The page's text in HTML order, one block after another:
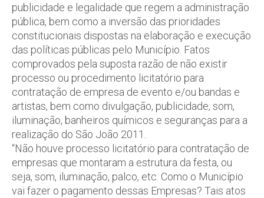
publicidade e legalidade que regem a administração
pública, bem como a inversão das prioridades
constitucionais dispostas na elaboração e execução
das políticas públicas pelo Município. Fatos
comprovados pela suposta razão de não existir
processo ou procedimento licitatório para
contratação de empresa de evento e/ou bandas e
artistas, bem como divulgação, publicidade, som,
iluminação, banheiros químicos e seguranças para a
realização do São João 2011.
“Não houve processo licitatório para contratação de
empresas que montaram a estrutura da festa, ou
seja, som, iluminação, palco, etc. Como o Município
vai fazer o pagamento dessas Empresas? Tais atos